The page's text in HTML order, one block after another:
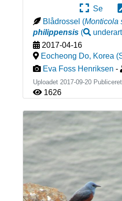
Se
Blådrossel (Monticola
philippensis( underart
2017-04-16
Eocheong Do, Korea
Eva Foss Henriksen -
Uploadet 2017-09-20 Publiceret
1626